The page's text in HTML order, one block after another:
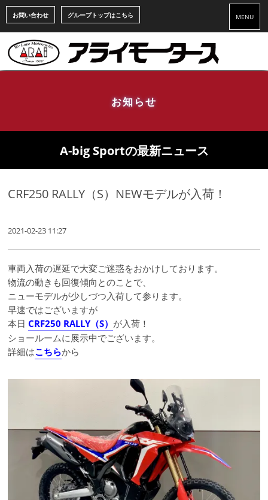
お問い合わせ グループトップはこちら MENU
お知らせ
A-big Sportの最新ニュース
CRF250 RALLY（S）NEWモデルが入荷！
2021-02-23 11:27
車両入荷の遅延で大変ご迷惑をおかけしております。
物流の動きも回復傾向とのことで、
ニューモデルが少しづつ入荷して参ります。
早速ではございますが
本日CRF250 RALLY（S）が入荷！
ショールームに展示中でございます。
詳細はこちらから